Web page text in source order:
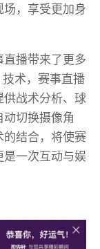
，享受更加身
播带来了更多
术，赛事直播
战术分析、球
切换摄像角
结合，将使赛
一次互动与娱